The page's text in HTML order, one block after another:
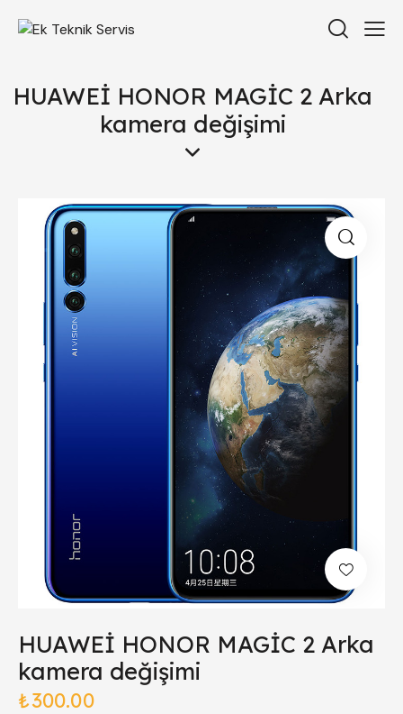
HUAWEİ HONOR MAGİC 2 Arka
kamera değişimi
HUAWEİ HONOR MAGİC 2 Arka
kamera değişimi
₺300.00